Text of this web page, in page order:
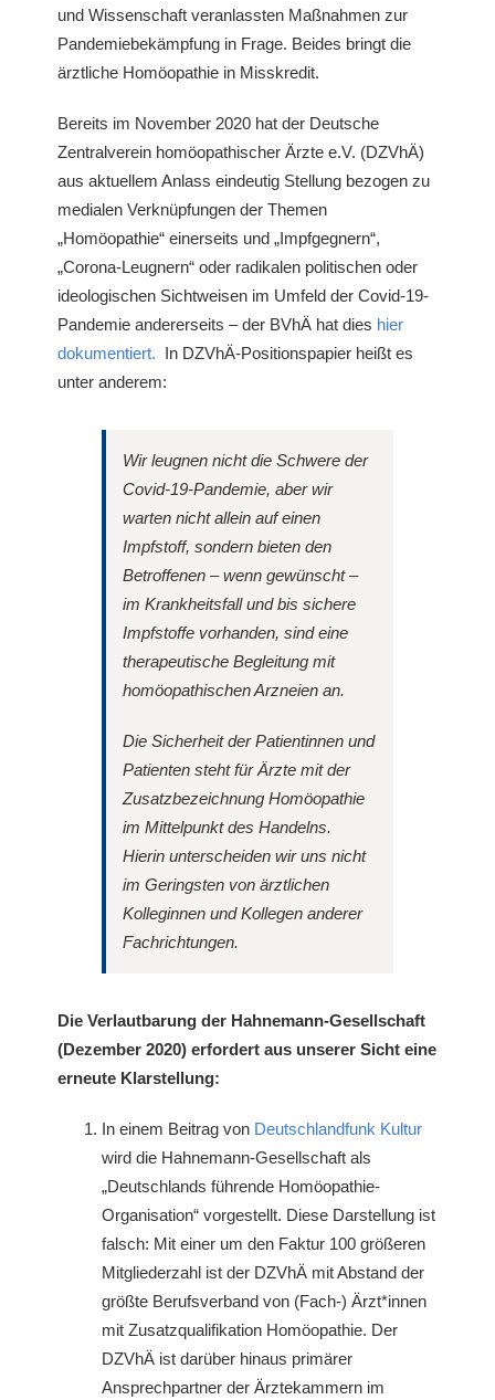
und Wissenschaft veranlassten Maßnahmen zur
Pandemiebekämpfung in Frage. Beides bringt die
ärztliche Homöopathie in Misskredit.
Bereits im November 2020 hat der Deutsche
Zentralverein homöopathischer Ärzte e.V. (DZVhÄ)
aus aktuellem Anlass eindeutig Stellung bezogen zu
medialen Verknüpfungen der Themen
„Homöopathie“ einerseits und „Impfgegnern“,
„Corona-Leugnern“ oder radikalen politischen oder
ideologischen Sichtweisen im Umfeld der Covid-19-
Pandemie andererseits – der BVhÄ hat dies hier
dokumentiert. In DZVhÄ-Positionspapier heißt es
unter anderem:
Wir leugnen nicht die Schwere der
Covid-19-Pandemie, aber wir
warten nicht allein auf einen
Impfstoff, sondern bieten den
Betroffenen – wenn gewünscht –
im Krankheitsfall und bis sichere
Impfstoffe vorhanden, sind eine
therapeutische Begleitung mit
homöopathischen Arzneien an.
Die Sicherheit der Patientinnen und
Patienten steht für Ärzte mit der
Zusatzbezeichnung Homöopathie
im Mittelpunkt des Handelns.
Hierin unterscheiden wir uns nicht
im Geringsten von ärztlichen
Kolleginnen und Kollegen anderer
Fachrichtungen.
Die Verlautbarung der Hahnemann-Gesellschaft
(Dezember 2020) erfordert aus unserer Sicht eine
erneute Klarstellung:
In einem Beitrag von Deutschlandfunk Kultur
wird die Hahnemann-Gesellschaft als
„Deutschlands führende Homöopathie-
Organisation“ vorgestellt. Diese Darstellung ist
falsch: Mit einer um den Faktur 100 größeren
Mitgliederzahl ist der DZVhÄ mit Abstand der
größte Berufsverband von (Fach-) Ärzt*innen
mit Zusatzqualifikation Homöopathie. Der
DZVhÄ ist darüber hinaus primärer
Ansprechpartner der Ärztekammern im